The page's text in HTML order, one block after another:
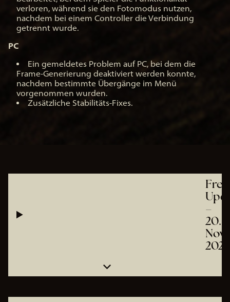
verloren, während sie den Fotomodus nutzen,
nachdem bei einem Controller die Verbindung
getrennt wurde.
PC
Ein gemeldetes Problem auf PC, bei dem die
Frame-Generierung deaktiviert werden konnte,
nachdem bestimmte Übergänge im Menü
vorgenommen wurden.
Zusätzliche Stabilitäts-Fixes.
–
20.
Nov.
2025